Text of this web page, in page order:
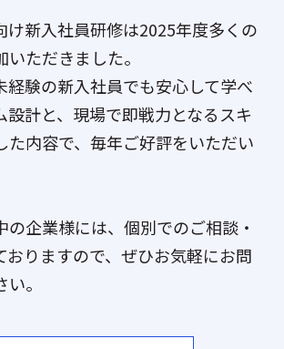
け新入社員研修は2025年度多くの
ただきました。
経験の新入社員でも安心して学べ
設計と、現場で即戦力となるスキ
た内容で、毎年ご好評をいただい
の企業様には、個別でのご相談・
おりますので、ぜひお気軽にお問
。